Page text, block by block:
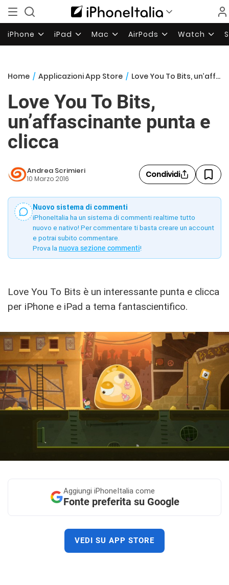
iPhone iPad Mac AirPods Watch
Home / Applicazioni App Store / Love You To Bits, un’affascinante punta e clicca
Love You To Bits,
un’affascinante punta e
clicca
Andrea Scrimieri
10 Marzo 2016 Condividi
Nuovo sistema di commenti
iPhoneItalia ha un sistema di commenti realtime tutto
nuovo e nativo! Per commentare ti basta creare un account
e potrai subito commentare.
Prova la nuova sezione commenti!
Love You To Bits è un interessante punta e clicca
per iPhone e iPad a tema fantascientifico.
Aggiungi iPhoneItalia come
Fonte preferita su Google
VEDI SU APP STORE